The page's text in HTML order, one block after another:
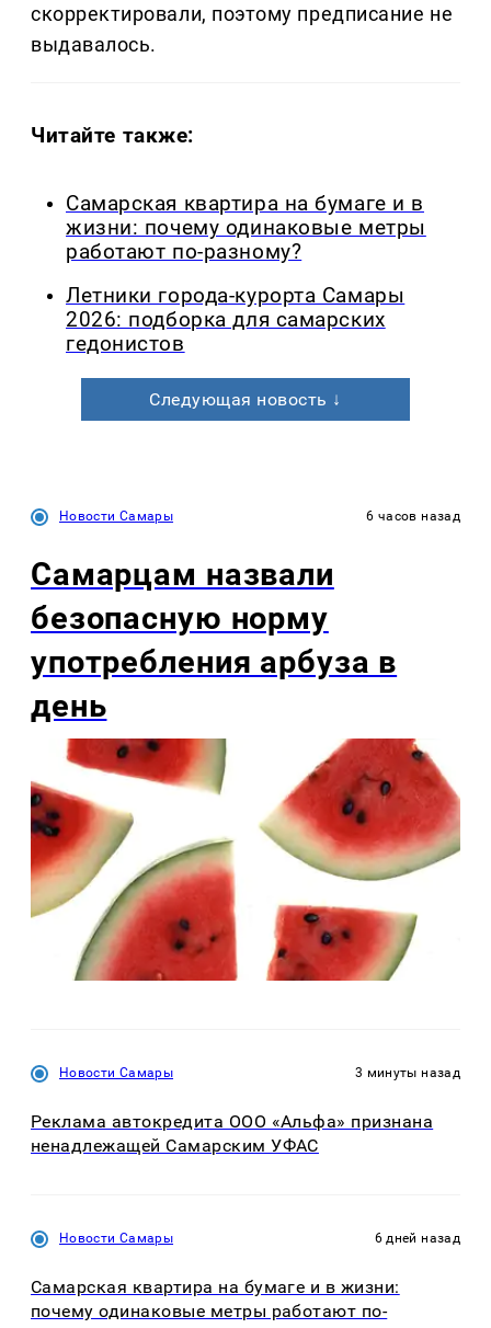
скорректировали, поэтому предписание не
выдавалось.
Читайте также:
Самарская квартира на бумаге и в
жизни: почему одинаковые метры
работают по-разному?
Летники города-курорта Самары
2026: подборка для самарских
гедонистов
Следующая новость ↓
Новости Самары 6 часов назад
Самарцам назвали
безопасную норму
употребления арбуза в
день
Новости Самары 3 минуты назад
Реклама автокредита ООО «Альфа» признана
ненадлежащей Самарским УФАС
Новости Самары 6 дней назад
Самарская квартира на бумаге и в жизни:
почему одинаковые метры работают по-